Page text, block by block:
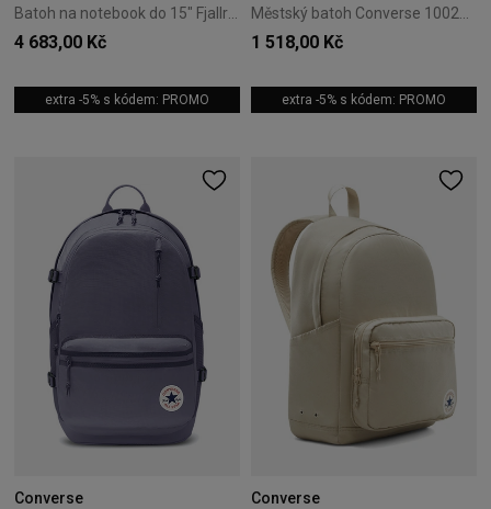
4 683,00 Kč
extra -5% s kódem: PROMO
1 518,00 Kč
extra -5% s kódem: PROMO
Converse
Converse